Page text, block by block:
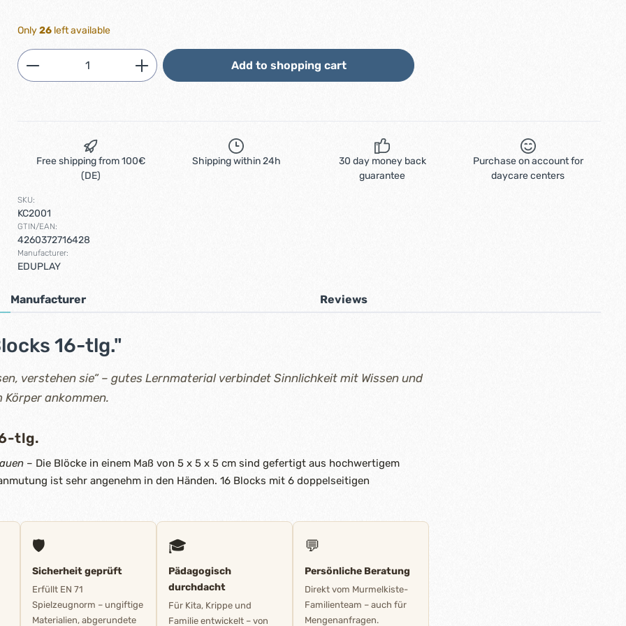
Only26 left available
Product Quantity: Enter the desired amount or use the buttons to increase or
Add to shopping cart
Free shipping from 100€
(DE)
Shipping within 24h
30 day money back
guarantee
Purchase on account for
daycare centers
SKU:
KC2001
GTIN/EAN:
4260372716428
Manufacturer:
EDUPLAY
Manufacturer Reviews
16-tlg."
verstehen sie“ – gutes Lernmaterial verbindet Sinnlichkeit mit Wissen und
ankommen.
tlg.
– Die Blöcke in einem Maß von 5 x 5 x 5 cm sind gefertigt aus hochwertigem
ist sehr angenehm in den Händen. 16 Blocks mit 6 doppelseitigen
🛡️
Sicherheit geprüft
Erfüllt EN 71
Spielzeugnorm – ungiftige
Materialien, abgerundete
🎓
Pädagogisch
durchdacht
Für Kita, Krippe und
Familie entwickelt – von
💬
Persönliche Beratung
Direkt vom Murmelkiste-
Familienteam – auch für
Mengenanfragen.